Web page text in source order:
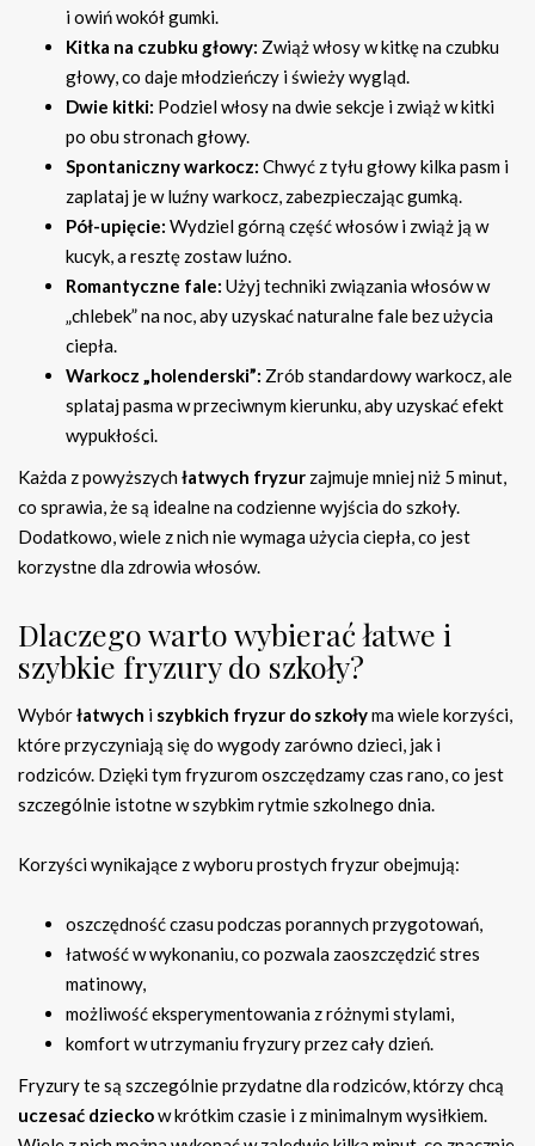
i owiń wokół gumki.
Kitka na czubku głowy: Zwiąż włosy w kitkę na czubku
głowy, co daje młodzieńczy i świeży wygląd.
Dwie kitki: Podziel włosy na dwie sekcje i zwiąż w kitki
po obu stronach głowy.
Spontaniczny warkocz: Chwyć z tyłu głowy kilka pasm i
zaplataj je w luźny warkocz, zabezpieczając gumką.
Pół-upięcie: Wydziel górną część włosów i zwiąż ją w
kucyk, a resztę zostaw luźno.
Romantyczne fale: Użyj techniki związania włosów w
„chlebek” na noc, aby uzyskać naturalne fale bez użycia
ciepła.
Warkocz „holenderski”: Zrób standardowy warkocz, ale
splataj pasma w przeciwnym kierunku, aby uzyskać efekt
wypukłości.
Każda z powyższychłatwych fryzur zajmuje mniej niż 5 minut,
co sprawia, że są idealne na codzienne wyjścia do szkoły.
Dodatkowo, wiele z nich nie wymaga użycia ciepła, co jest
korzystne dla zdrowia włosów.
Dlaczego warto wybierać łatwe i
szybkie fryzury do szkoły?
Wybórłatwych i szybkich fryzur do szkołyma wiele korzyści,
które przyczyniają się do wygody zarówno dzieci, jak i
rodziców. Dzięki tym fryzurom oszczędzamy czas rano, co jest
szczególnie istotne w szybkim rytmie szkolnego dnia.
Korzyści wynikające z wyboru prostych fryzur obejmują:
oszczędność czasu podczas porannych przygotowań,
łatwość w wykonaniu, co pozwala zaoszczędzić stres
matinowy,
możliwość eksperymentowania z różnymi stylami,
komfort w utrzymaniu fryzury przez cały dzień.
Fryzury te są szczególnie przydatne dla rodziców, którzy chcą
uczesać dzieckow krótkim czasie i z minimalnym wysiłkiem.